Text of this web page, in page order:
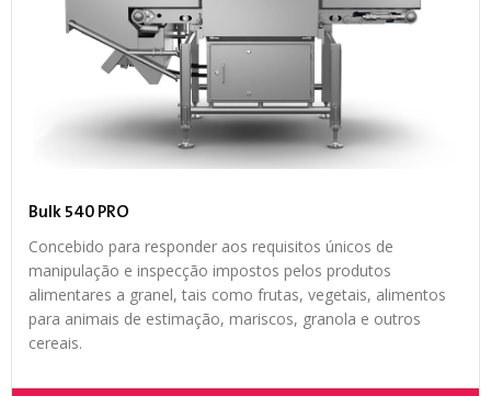
Bulk 540 PRO
Concebido para responder aos requisitos únicos de
manipulação e inspecção impostos pelos produtos
alimentares a granel, tais como frutas, vegetais, alimentos
para animais de estimação, mariscos, granola e outros
cereais.